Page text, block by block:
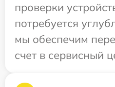
проверки
потребуется
мы обеспечим
счет в сервисный